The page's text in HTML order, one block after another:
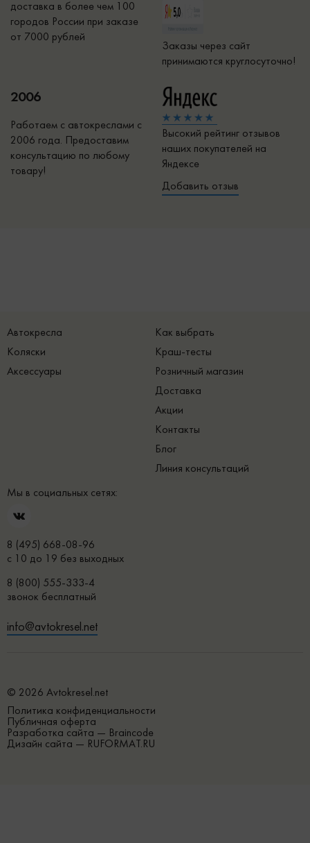
доставка в более чем 100
городов России при заказе
от 7000 рублей
Заказы через сайт
принимаются круглосуточно!
2006
Работаем с автокреслами с
2006 года. Предоставим
консультацию по любому
товару!
Высокий рейтинг отзывов
наших покупателей на
Яндексе
Добавить отзыв
Автокресла
Коляски
Аксессуары
Как выбрать
Краш-тесты
Розничный магазин
Доставка
Акции
Контакты
Блог
Линия консультаций
Мы в социальных сетях:
8 (495) 668-08-96
с 10 до 19 без выходных
8 (800) 555-333-4
звонок бесплатный
info@avtokresel.net
© 2026 Avtokresel.net
Политика конфиденциальности
Публичная оферта
Разработка сайта — Braincode
Дизайн сайта — RUFORMAT.RU